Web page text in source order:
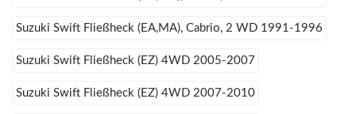
Suzuki Swift Fließheck (EA,MA), Cabrio, 2 WD 1991-1996
Suzuki Swift Fließheck (EZ) 4WD 2005-2007
Suzuki Swift Fließheck (EZ) 4WD 2007-2010